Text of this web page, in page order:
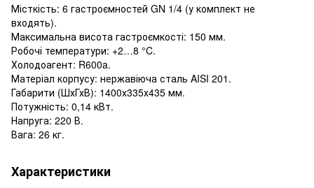
Місткість: 6 гастроємностей GN 1/4 (у комплект не
входять).
Максимальна висота гастроємкості: 150 мм.
Робочі температури: +2…8 °C.
Холодоагент: R600a.
Матеріал корпусу: нержавіюча сталь AISI 201.
Габарити (ШхГхВ): 1400х335х435 мм.
Потужність: 0,14 кВт.
Напруга: 220 В.
Вага: 26 кг.
Характеристики